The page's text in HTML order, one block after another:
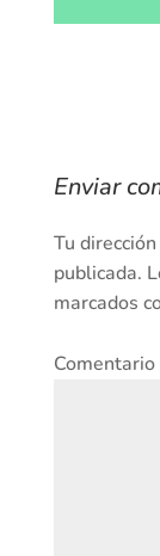
Enviar
Tu
publicada.
marcados
Comentario